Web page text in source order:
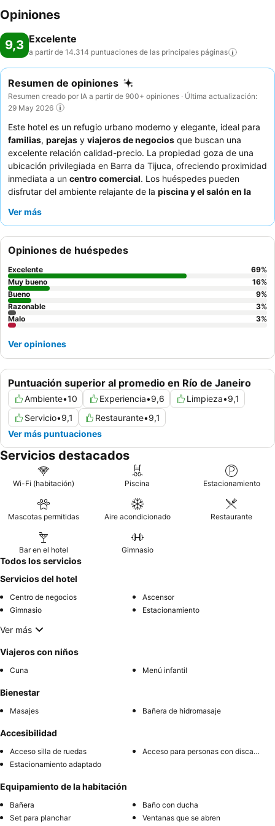
Opiniones
9,3 Excelente
a partir de 14.314 puntuaciones de las principales páginas
Resumen de opiniones
Resumen creado por IA a partir de 900+ opiniones · Última actualización:
29 May 2026
Este hotel es un refugio urbano moderno y elegante, ideal para
familias, parejas y viajeros de negocios que buscan una
excelente relación calidad-precio. La propiedad goza de una
ubicación privilegiada en Barra da Tijuca, ofreciendo proximidad
inmediata a un centro comercial. Los huéspedes pueden
disfrutar del ambiente relajante de la piscina y el salón en la
recibe elogios constantemente, y el
se recomienda a los huéspedes solicitar una habitación con
vistas al jardín.
Ver más
Puntuación superior al promedio en Río de Janeiro
Ambiente•10 Experiencia•9,6 Limpieza•9,1
Servicio•9,1 Restaurante•9,1
Ver más puntuaciones
Opiniones de huéspedes
Excelente 69%
Muy bueno
16%
Bueno
9%
Razonable
3%
Malo
3%
Ver opiniones
Servicios destacados
Wi-Fi (habitación) Piscina Estacionamiento
Mascotas permitidas Aire acondicionado Restaurante
Bar en el hotel Gimnasio
Todos los servicios
Servicios del hotel
Centro de negocios
Ascensor
Gimnasio
Estacionamiento
Ver más
Viajeros con niños
Cuna Menú infantil
Bienestar
Masajes Bañera de hidromasaje
Accesibilidad
Acceso silla de ruedas
Acceso para personas con discapacidad
Estacionamiento adaptado
Equipamiento de la habitación
Bañera
Baño con ducha
Set para planchar
Ventanas que se abren